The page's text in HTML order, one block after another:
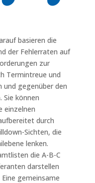
basieren die
der Fehlerraten auf
zur
Termintreue und
und gegenüber den
Sie können
einzelnen
durch
Sichten, die
lenken.
die A-B-C
darstellen
gemeinsame